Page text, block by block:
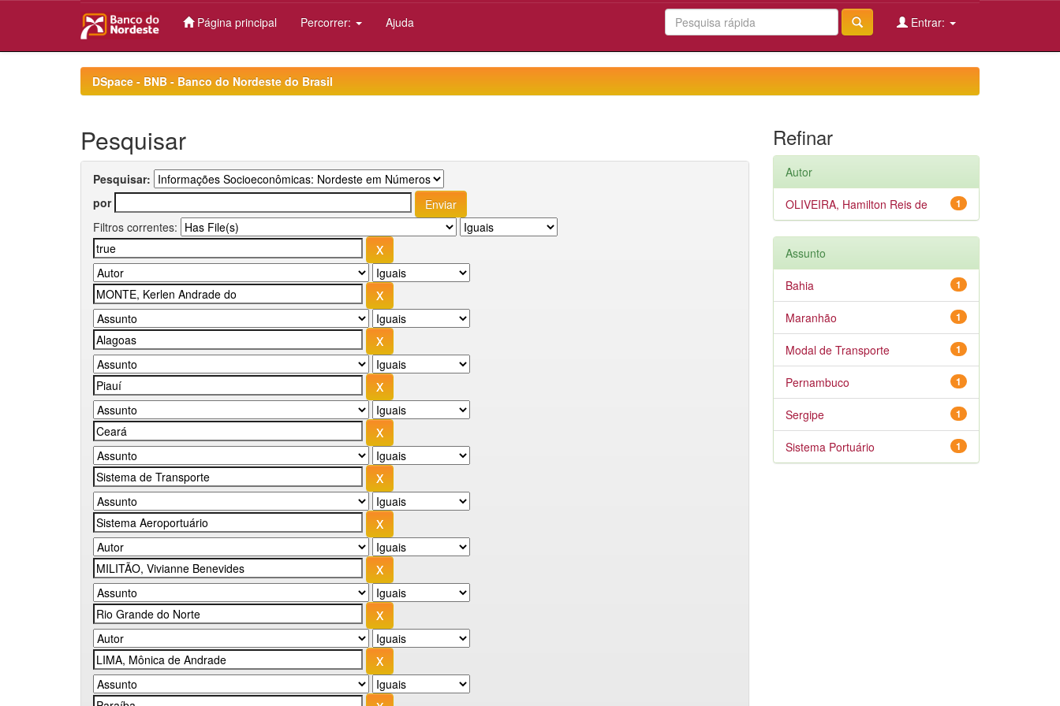
Página principal Percorrer: Ajuda Entrar:
DSpace - BNB - Banco do Nordeste do Brasil
Pesquisar
Pesquisar:
por
Filtros correntes:
Refinar
Autor
1
OLIVEIRA, Hamilton Reis de
Assunto
1
Bahia
1
Maranhão
1
Modal de Transporte
1
Pernambuco
1
Sergipe
1
Sistema Portuário